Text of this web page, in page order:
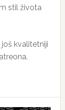
stil života
kvalitetniji